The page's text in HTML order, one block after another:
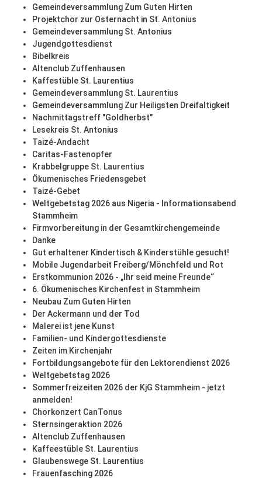
Gemeindeversammlung Zum Guten Hirten
Projektchor zur Osternacht in St. Antonius
Gemeindeversammlung St. Antonius
Jugendgottesdienst
Bibelkreis
Altenclub Zuffenhausen
Kaffestüble St. Laurentius
Gemeindeversammlung St. Laurentius
Gemeindeversammlung Zur Heiligsten Dreifaltigkeit
Nachmittagstreff "Goldherbst"
Lesekreis St. Antonius
Taizé-Andacht
Caritas-Fastenopfer
Krabbelgruppe St. Laurentius
Ökumenisches Friedensgebet
Taizé-Gebet
Weltgebetstag 2026 aus Nigeria - Informationsabend
Stammheim
Firmvorbereitung in der Gesamtkirchengemeinde
Danke
Gut erhaltener Kindertisch & Kinderstühle gesucht!
Mobile Jugendarbeit Freiberg/Mönchfeld und Rot
Erstkommunion 2026 - „Ihr seid meine Freunde“
6. Ökumenisches Kirchenfest in Stammheim
Neubau Zum Guten Hirten
Der Ackermann und der Tod
Malerei ist jene Kunst
Familien- und Kindergottesdienste
Zeiten im Kirchenjahr
Fortbildungsangebote für den Lektorendienst 2026
Weltgebetstag 2026
Sommerfreizeiten 2026 der KjG Stammheim - jetzt
anmelden!
Chorkonzert CanTonus
Sternsingeraktion 2026
Altenclub Zuffenhausen
Kaffeestüble St. Laurentius
Glaubenswege St. Laurentius
Frauenfasching 2026